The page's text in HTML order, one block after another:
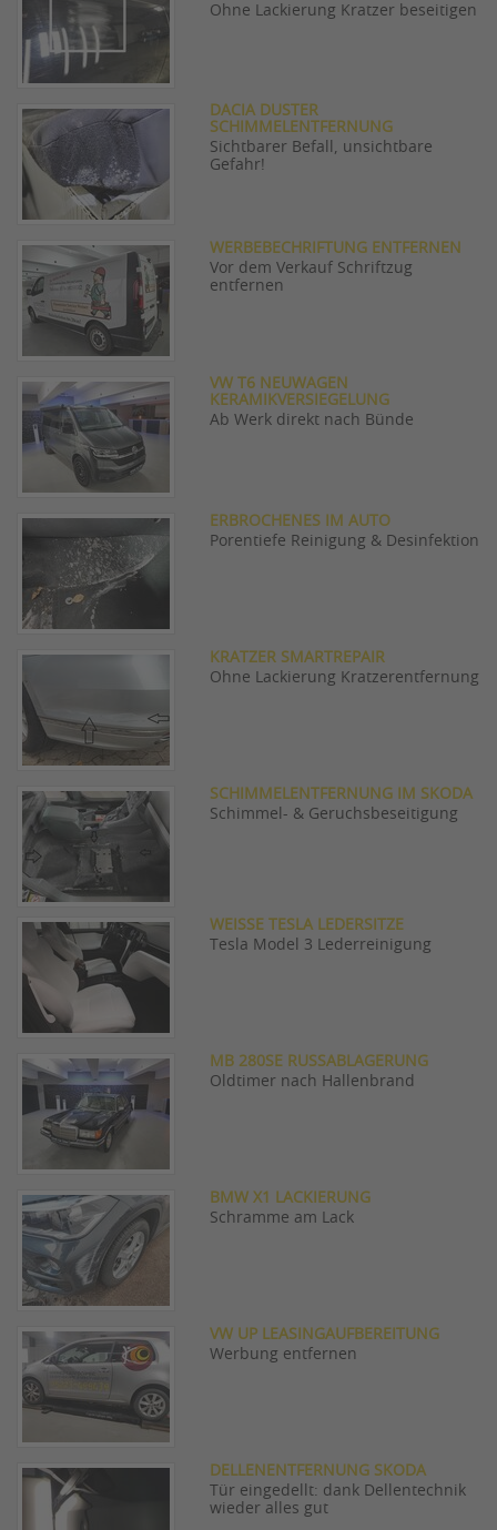
Ohne Lackierung Kratzer beseitigen
DACIA DUSTER
SCHIMMELENTFERNUNG
Sichtbarer Befall, unsichtbare
Gefahr!
WERBEBECHRIFTUNG ENTFERNEN
Vor dem Verkauf Schriftzug
entfernen
VW T6 NEUWAGEN
KERAMIKVERSIEGELUNG
Ab Werk direkt nach Bünde
ERBROCHENES IM AUTO
Porentiefe Reinigung & Desinfektion
KRATZER SMARTREPAIR
Ohne Lackierung Kratzerentfernung
SCHIMMELENTFERNUNG IM SKODA
Schimmel- & Geruchsbeseitigung
WEISSE TESLA LEDERSITZE
Tesla Model 3 Lederreinigung
MB 280SE RUSSABLAGERUNG
Oldtimer nach Hallenbrand
BMW X1 LACKIERUNG
Schramme am Lack
VW UP LEASINGAUFBEREITUNG
Werbung entfernen
DELLENENTFERNUNG SKODA
Tür eingedellt: dank Dellentechnik
wieder alles gut